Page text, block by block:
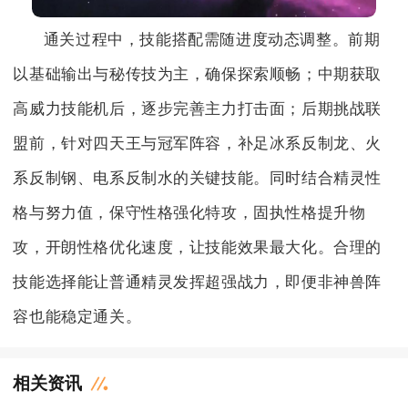
通关过程中，技能搭配需随进度动态调整。前期
以基础输出与秘传技为主，确保探索顺畅；中期获取
高威力技能机后，逐步完善主力打击面；后期挑战联
盟前，针对四天王与冠军阵容，补足冰系反制龙、火
系反制钢、电系反制水的关键技能。同时结合精灵性
格与努力值，保守性格强化特攻，固执性格提升物
攻，开朗性格优化速度，让技能效果最大化。合理的
技能选择能让普通精灵发挥超强战力，即便非神兽阵
容也能稳定通关。
相关资讯